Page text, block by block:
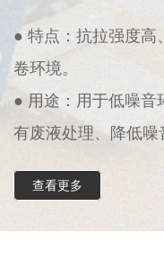
● 特点：抗拉强度高
卷环境。
● 用途：用于低噪音
有废液处理、降低噪
查看更多